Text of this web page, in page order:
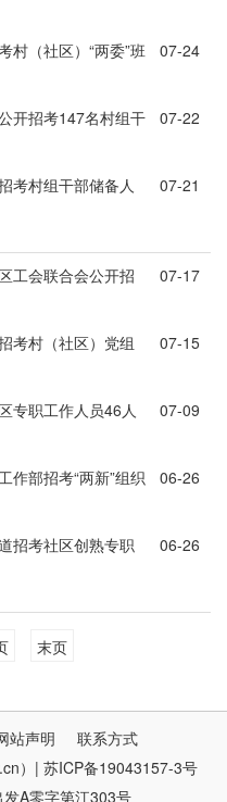
村（社区）“两委”班
07-24
开招考147名村组干
07-22
考村组干部储备人
07-21
工会联合会公开招
07-17
考村（社区）党组
长储备人选57人公
07-15
专职工作人员46人
07-09
作部招考“两新”组织
06-26
招考社区创熟专职
06-26
末页
站声明
联系方式
）| 苏ICP备19043157-3号
A零字第江303号